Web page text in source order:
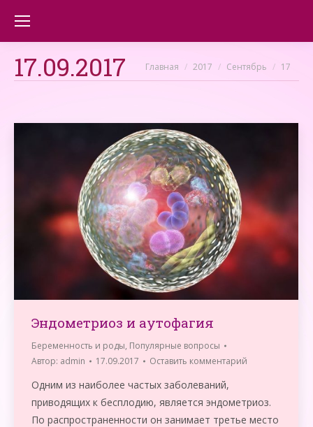
17.09.2017 Вы здесь:
Главная 2017 Сентябрь 17
Эндометриоз и аутофагия
Беременность и роды, Популярные вопросы
Автор: admin 17.09.2017 Оставить комментарий
Одним из наиболее частых заболеваний,
приводящих к бесплодию, является эндометриоз.
По распространенности он занимает третье место